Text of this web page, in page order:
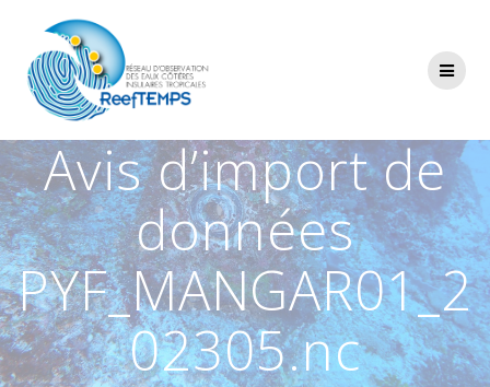
Avis d’import de
données
PYF_MANGAR01_2
02305.nc